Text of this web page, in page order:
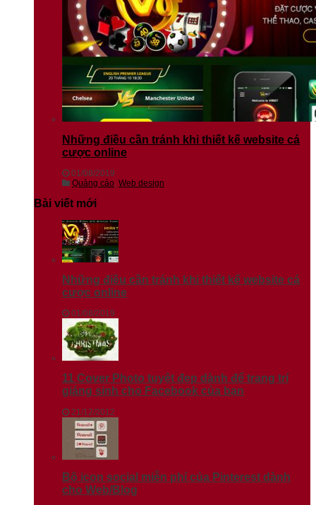
Những điều cần tránh khi thiết kế website cá
cược online
01/08/2019
Quảng cáo, Web design
Bài viết mới
Những điều cần tránh khi thiết kế website cá
cược online
01/08/2019
11 Cover Photo tuyệt đẹp dành để trang trí
giáng sinh cho Facebook của bạn
21/12/2012
Bộ icon social miễn phí của Pinterest dành
cho Web/Blog